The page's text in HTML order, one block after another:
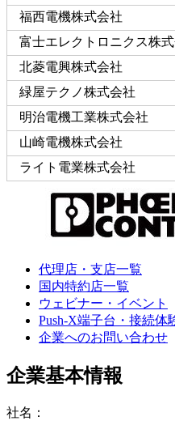
福西電機株式会社
富士エレクトロニクス株
北菱電興株式会社
緑屋テクノ株式会社
明治電機工業株式会社
山崎電機株式会社
ライト電業株式会社
代理店・支店一覧
国内特約店一覧
ウェビナー・イベント
Push-X端子台・接続体
企業へのお問い合わせ
企業基本情報
社名：